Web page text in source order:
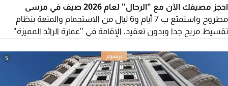
احجز مصيفك الآن مع "الرحال" لعام 2026 صيف في مرسى
مطروح واستمتع ب 7 أيام و6 ليال من الاستجمام والمتعة بنظام
تقسيط مريح جدا وبدون تعقيد. الإقامة في "عمارة الرائد المميزة"
الأدوار (أرضي مرتفع / دور أول / دور ثالث) الانتقالات شاملة
الانتقالات المريحة (لكل الأفواج ما عدا الفوج الأخير) أقوى الأفواج
والأسعار
5